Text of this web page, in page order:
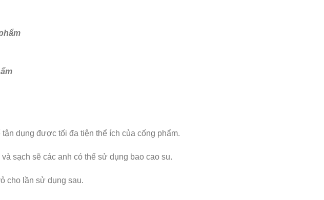
dụng được tối đa tiện thể ích của cống phẩm.
sạch sẽ các anh có thể sử dụng bao cao su.
cho lần sử dụng sau.